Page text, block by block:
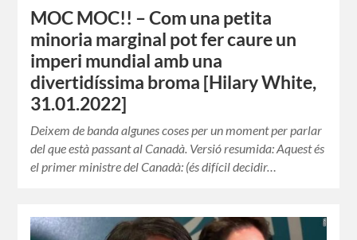
MOC MOC!! – Com una petita
minoria marginal pot fer caure un
imperi mundial amb una
divertidíssima broma [Hilary White,
31.01.2022]
Deixem de banda algunes coses per un moment per parlar
del que està passant al Canadà. Versió resumida: Aquest és
el primer ministre del Canadà: (és difícil decidir…